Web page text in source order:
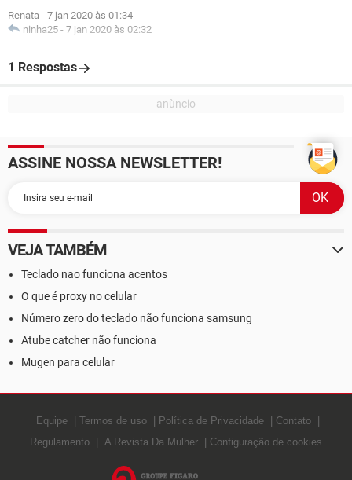
Renata - 7 jan 2020 às 01:34
ninha25 - 7 jan 2020 às 02:32
1 Respostas
ASSINE NOSSA NEWSLETTER!
VEJA TAMBÉM
Teclado nao funciona acentos
O que é proxy no celular
Número zero do teclado não funciona samsung
Atube catcher não funciona
Mugen para celular
Equipe Termos de uso Política de Privacidade
Contato
Regulamento
A Revista Da Mulher Configuração de cookies